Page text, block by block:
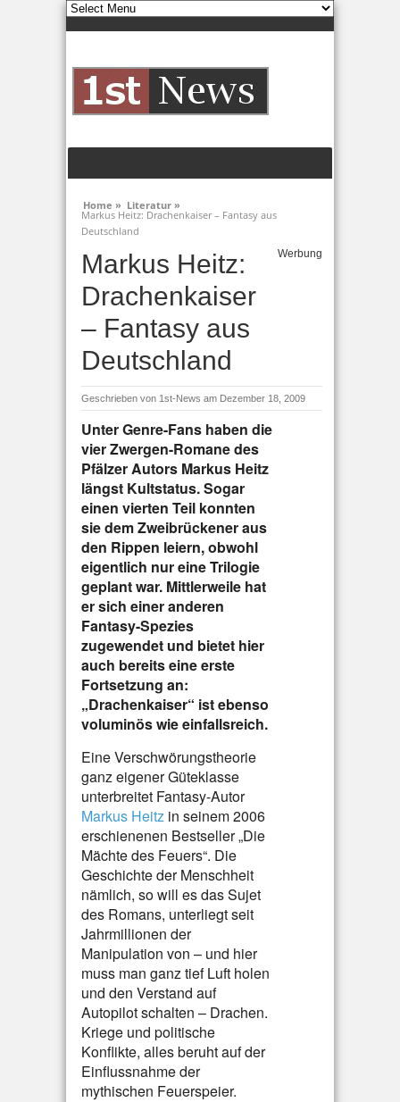
Home » Literatur »
Markus Heitz: Drachenkaiser – Fantasy aus
Deutschland
Markus Heitz:
Drachenkaiser
– Fantasy aus
Deutschland
Werbung
Geschrieben von 1st-News am Dezember 18, 2009
Unter Genre-Fans haben die
vier Zwergen-Romane des
Pfälzer Autors Markus Heitz
längst Kultstatus. Sogar
einen vierten Teil konnten
sie dem Zweibrückener aus
den Rippen leiern, obwohl
eigentlich nur eine Trilogie
geplant war. Mittlerweile hat
er sich einer anderen
Fantasy-Spezies
zugewendet und bietet hier
auch bereits eine erste
Fortsetzung an:
„Drachenkaiser“ ist ebenso
voluminös wie einfallsreich.
Eine Verschwörungstheorie
ganz eigener Güteklasse
unterbreitet Fantasy-Autor
Markus Heitz in seinem 2006
erschienenen Bestseller „Die
Mächte des Feuers“. Die
Geschichte der Menschheit
nämlich, so will es das Sujet
des Romans, unterliegt seit
Jahrmillionen der
Manipulation von – und hier
muss man ganz tief Luft holen
und den Verstand auf
Autopilot schalten – Drachen.
Kriege und politische
Konflikte, alles beruht auf der
Einflussnahme der
mythischen Feuerspeier.